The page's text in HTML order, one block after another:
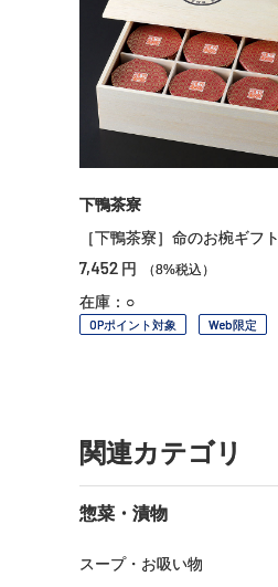
下鴨茶寮
［下鴨茶寮］命のお椀ギフト
7,452 円 （8%税込）
在庫：○
OPポイント対象 Web限定
関連カテゴリ
惣菜・漬物
スープ・お吸い物